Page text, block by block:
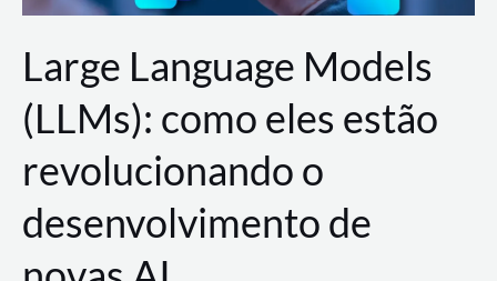
Large Language Models
(LLMs): como eles estão
revolucionando o
desenvolvimento de